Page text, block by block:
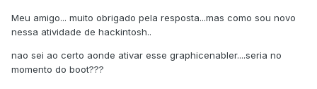
Meu amigo... muito obrigado pela resposta...mas como sou novo
nessa atividade de hackintosh..
nao sei ao certo aonde ativar esse graphicenabler....seria no
momento do boot???